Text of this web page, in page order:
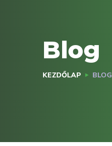
Blog
KEZDŐLAP BLOG